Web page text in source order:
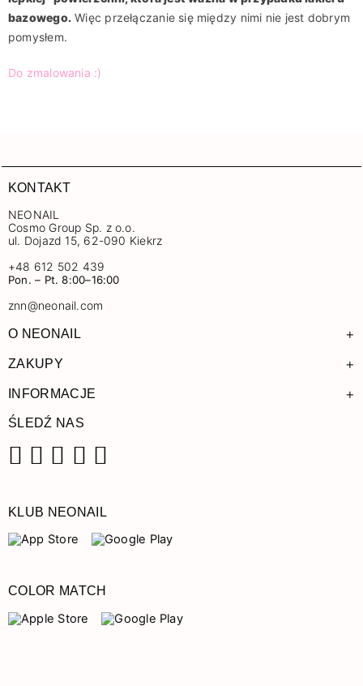
bazowego.Więc przełączanie się między nimi nie jest dobrym
pomysłem.
Do zmalowania :)
KONTAKT
NEONAIL
Cosmo Group Sp. z o.o.
ul. Dojazd 15, 62-090 Kiekrz
+48 612 502 439
Pon. – Pt. 8:00–16:00
znn@neonail.com
O NEONAIL +
ZAKUPY +
INFORMACJE +
ŚLEDŹ NAS
KLUB NEONAIL
COLOR MATCH